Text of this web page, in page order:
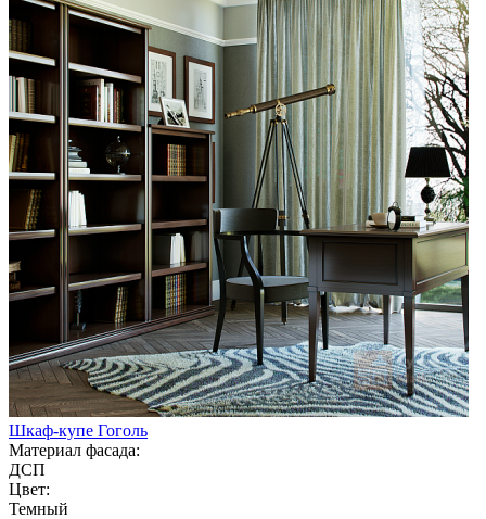
Шкаф-купе Гоголь
Материал фасада:
ДСП
Цвет:
Темный